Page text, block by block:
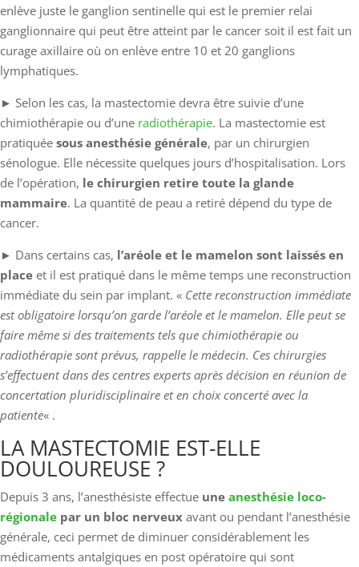
enlève juste le ganglion sentinelle qui est le premier relai
ganglionnaire qui peut être atteint par le cancer soit il est fait un
curage axillaire où on enlève entre 10 et 20 ganglions
lymphatiques.
► Selon les cas, la mastectomie devra être suivie d’une
chimiothérapie ou d’une radiothérapie. La mastectomie est
pratiquée sous anesthésie générale, par un chirurgien
sénologue. Elle nécessite quelques jours d’hospitalisation. Lors
de l’opération, le chirurgien retire toute la glande
mammaire. La quantité de peau a retiré dépend du type de
cancer.
► Dans certains cas, l’aréole et le mamelon sont laissés en
place et il est pratiqué dans le même temps une reconstruction
immédiate du sein par implant. « Cette reconstruction immédiate
est obligatoire lorsqu’on garde l’aréole et le mamelon. Elle peut se
faire même si des traitements tels que chimiothérapie ou
radiothérapie sont prévus, rappelle le médecin. Ces chirurgies
s’effectuent dans des centres experts après décision en réunion de
concertation pluridisciplinaire et en choix concerté avec la
patiente« .
LA MASTECTOMIE EST-ELLE
DOULOUREUSE ?
Depuis 3 ans, l’anesthésiste effectue une anesthésie loco-
régionale par un bloc nerveux avant ou pendant l’anesthésie
générale, ceci permet de diminuer considérablement les
médicaments antalgiques en post opératoire qui sont